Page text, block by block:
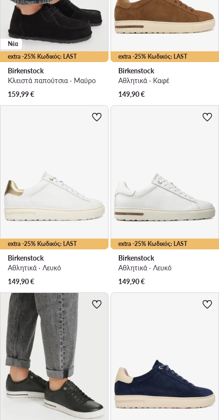
extra -25% Κωδικός: LAST
Νέα
Birkenstock
Κλειστά παπούτσια · Μαύρο
159,99€
extra -25% Κωδικός: LAST
Birkenstock
Αθλητικά · Καφέ
149,90€
extra -25% Κωδικός: LAST
Birkenstock
Αθλητικά · Λευκό
149,90€
extra -25% Κωδικός: LAST
Birkenstock
Αθλητικά · Λευκό
149,90€